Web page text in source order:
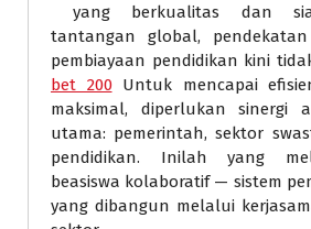
yang berkualitas dan
tantangan global,
pembiayaan pendidikan kini
bet 200Untuk mencapai
maksimal, diperlukan sinergi
utama: pemerintah, sektor
pendidikan. Inilah yang
beasiswa kolaboratif — sistem
yang dibangun melalui